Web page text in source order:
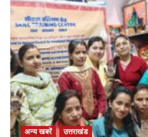
अन्य खबरें उत्तराखंड